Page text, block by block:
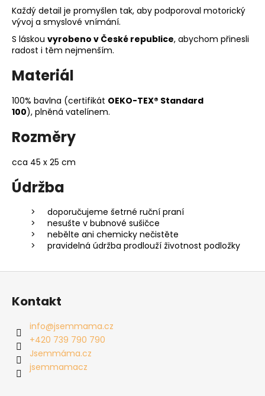
Každý detail je promyšlen tak, aby podporoval motorický
vývoj a smyslové vnímání.
S láskou vyrobeno v České republice, abychom přinesli
radost i těm nejmenším.
Materiál
100% bavlna (certifikát OEKO-TEX® Standard
100), plněná vatelínem.
Rozměry
cca 45 x 25 cm
Údržba
doporučujeme šetrné ruční praní
nesušte v bubnové sušičce
nebělte ani chemicky nečistěte
pravidelná údržba prodlouží životnost podložky
Kontakt
info@jsemmama.cz
+420 739 790 790
Jsemmáma.cz
jsemmamacz